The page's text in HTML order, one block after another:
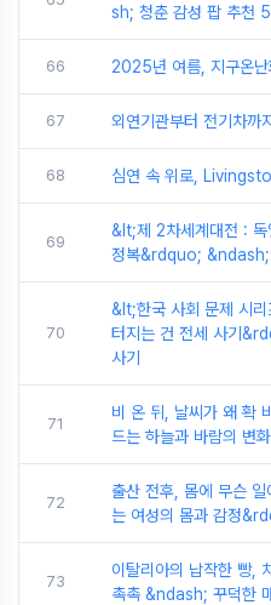
sh; 청춘 감성 팝 추천
66 2025년 여름, 지구온난
67 외연기관부터 전기차까
68 심연 속 위로,
69
&lt;제 2차세계대전 :
정복&rdquo; &ndash;
70
&lt;한국 사회 문제 시
터지는 건 전세 사기
사기
71
비 온 뒤, 날씨가 왜 확
드는 하늘과 바람의 변
72
출산 전후, 몸에 무슨
는 여성의 몸과 감정
73
이탈리아의 납작한 빵,
촉촉 &ndash; 꾸덕한